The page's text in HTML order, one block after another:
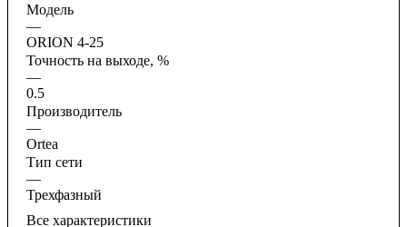
Модель
—
ORION 4-25
Точность на выходе, %
—
0.5
Производитель
—
Ortea
Тип сети
—
Трехфазный
Все характеристики